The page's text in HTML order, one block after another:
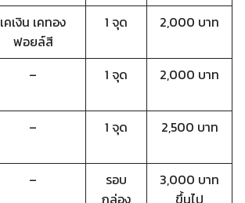
เคเงิน เคทอง
ฟอยล์สี
1 จุด 2,000 บาท
– 1 จุด 2,000 บาท
– 1 จุด 2,500 บาท
–
รอบ
3,000 บาท